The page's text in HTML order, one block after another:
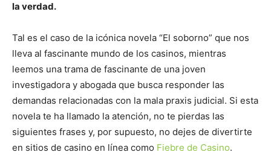
la verdad.
Tal es el caso de la icónica novela “El soborno” que nos
lleva al fascinante mundo de los casinos, mientras
leemos una trama de fascinante de una joven
investigadora y abogada que busca responder las
demandas relacionadas con la mala praxis judicial. Si esta
novela te ha llamado la atención, no te pierdas las
siguientes frases y, por supuesto, no dejes de divertirte
en sitios de casino en línea como Fiebre de Casino.